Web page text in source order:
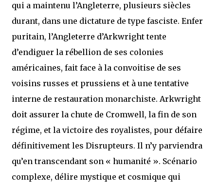
qui a maintenu l’Angleterre, plusieurs siècles
durant, dans une dictature de type fasciste. Enfer
puritain, l’Angleterre d’Arkwright tente
d’endiguer la rébellion de ses colonies
américaines, fait face à la convoitise de ses
voisins russes et prussiens et à une tentative
interne de restauration monarchiste. Arkwright
doit assurer la chute de Cromwell, la fin de son
régime, et la victoire des royalistes, pour défaire
définitivement les Disrupteurs. Il n’y parviendra
qu’en transcendant son « humanité ». Scénario
complexe, délire mystique et cosmique qui